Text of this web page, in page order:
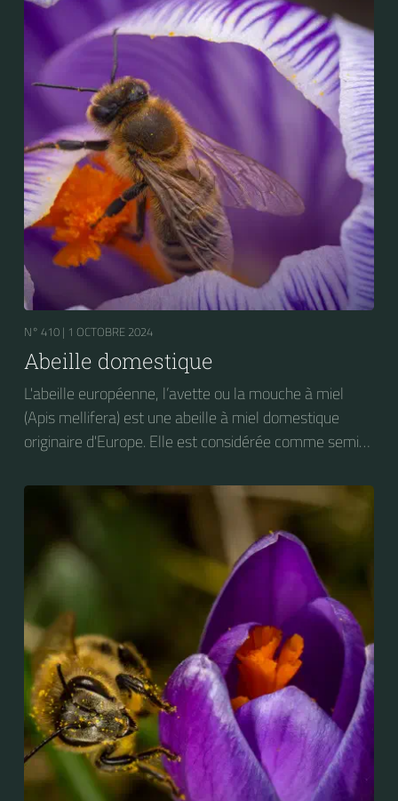
N° 410 | 1 OCTOBRE 2024
Abeille domestique
L'abeille européenne, l’avette ou la mouche à miel
(Apis mellifera) est une abeille à miel domestique
originaire d'Europe. Elle est considérée comme semi-
échelle pour produire du miel.